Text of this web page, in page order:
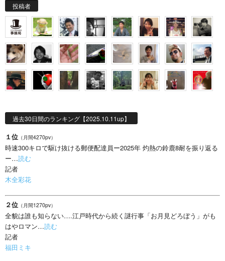
投稿者
過去30日間のランキング【2025.10.11up】
１位 （月間4270pv）
時速300キロで駆け抜ける郵便配達員ー2025年 灼熱の鈴鹿8耐を振り返る
ー…読む
記者
木全彩花
２位 （月間1270pv）
全貌は誰も知らない….江戸時代から続く謎行事「お月見どろぼう」がも
はやロマン…読む
記者
福田ミキ